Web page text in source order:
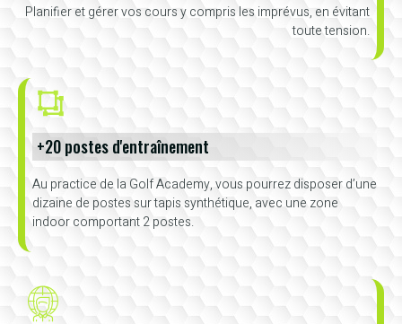
Planifier et gérer vos cours y compris les imprévus, en évitant
toute tension.
+20 postes d'entraînement
Au practice de la Golf Academy, vous pourrez disposer d’une
dizaine de postes sur tapis synthétique, avec une zone
indoor comportant 2 postes.